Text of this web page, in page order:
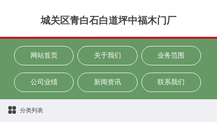
城关区青白石白道坪中福木门厂
网站首页 关于我们 业务范围
公司业绩 新闻资讯 联系我们
分类列表